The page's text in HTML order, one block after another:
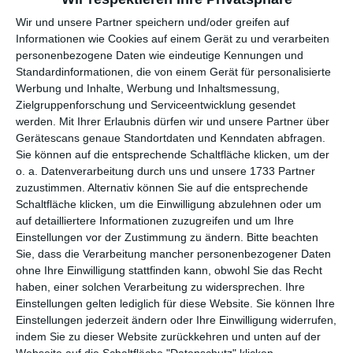
Wir und unsere Partner speichern und/oder greifen auf
Informationen wie Cookies auf einem Gerät zu und verarbeiten
personenbezogene Daten wie eindeutige Kennungen und
Standardinformationen, die von einem Gerät für personalisierte
Werbung und Inhalte, Werbung und Inhaltsmessung,
Zielgruppenforschung und Serviceentwicklung gesendet
werden. Mit Ihrer Erlaubnis dürfen wir und unsere Partner über
Gerätescans genaue Standortdaten und Kenndaten abfragen.
Sie können auf die entsprechende Schaltfläche klicken, um der
o. a. Datenverarbeitung durch uns und unsere 1733 Partner
zuzustimmen. Alternativ können Sie auf die entsprechende
Schaltfläche klicken, um die Einwilligung abzulehnen oder um
auf detailliertere Informationen zuzugreifen und um Ihre
Einstellungen vor der Zustimmung zu ändern. Bitte beachten
Sie, dass die Verarbeitung mancher personenbezogener Daten
ohne Ihre Einwilligung stattfinden kann, obwohl Sie das Recht
haben, einer solchen Verarbeitung zu widersprechen. Ihre
Einstellungen gelten lediglich für diese Website. Sie können Ihre
Einstellungen jederzeit ändern oder Ihre Einwilligung widerrufen,
indem Sie zu dieser Website zurückkehren und unten auf der
per E-Mail (kostenlos)
TEILEN
Facebook, Twitter, WhatsApp, ...
WEITERE KARTEN IN DIESEN
KATEGORIEN ANSEHEN
Liebe und Gefühle
Freundschaft
Komplimente
Diplome